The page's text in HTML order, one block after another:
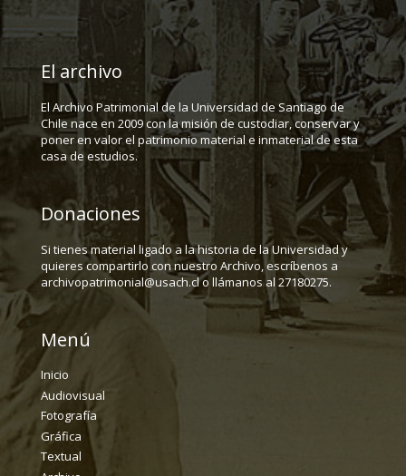
El archivo
El Archivo Patrimonial de la Universidad de Santiago de
Chile nace en 2009 con la misión de custodiar, conservar y
poner en valor el patrimonio material e inmaterial de esta
casa de estudios.
Donaciones
Si tienes material ligado a la historia de la Universidad y
quieres compartirlo con nuestro Archivo, escríbenos a
archivopatrimonial@usach.cl o llámanos al 27180275.
Menú
Inicio
Audiovisual
Fotografía
Gráfica
Textual